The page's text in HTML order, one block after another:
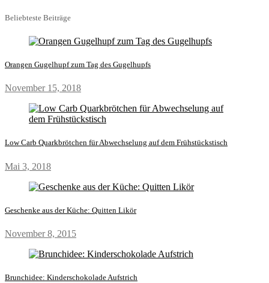
Beliebteste Beiträge
Orangen Gugelhupf zum Tag des Gugelhupfs
November 15, 2018
Low Carb Quarkbrötchen für Abwechselung auf dem Frühstückstisch
Mai 3, 2018
Geschenke aus der Küche: Quitten Likör
November 8, 2015
Brunchidee: Kinderschokolade Aufstrich